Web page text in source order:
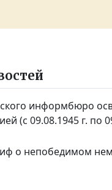
информбюро
(с 09.08.1945 г. по
о непобедимом